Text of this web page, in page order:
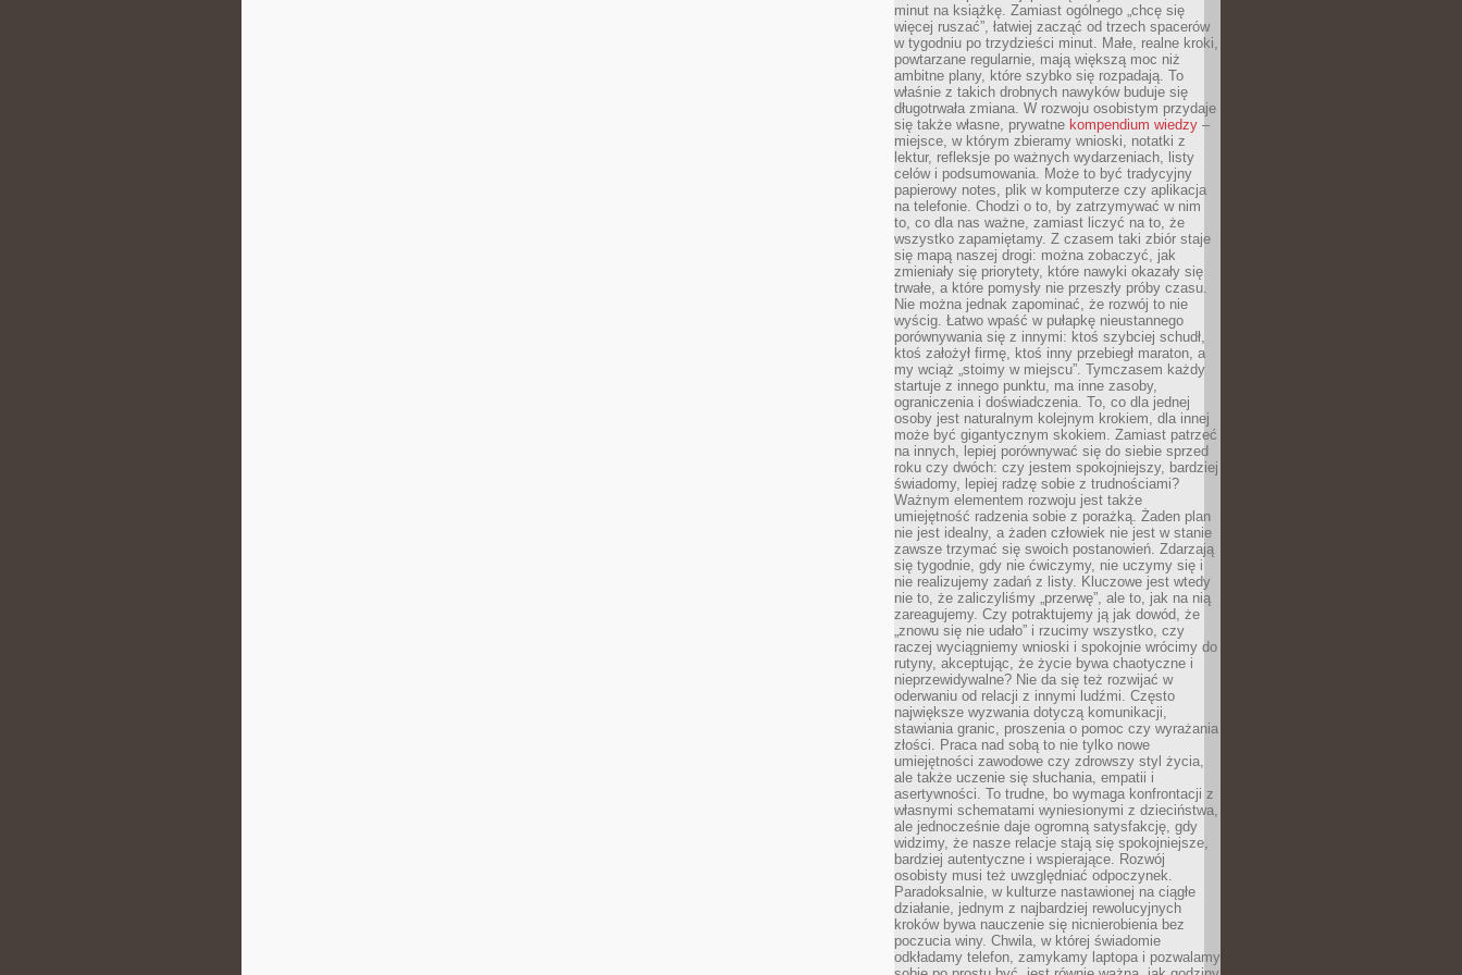
minut na książkę. Zamiast ogólnego „chcę się
więcej ruszać”, łatwiej zacząć od trzech spacerów
w tygodniu po trzydzieści minut. Małe, realne kroki,
powtarzane regularnie, mają większą moc niż
ambitne plany, które szybko się rozpadają. To
właśnie z takich drobnych nawyków buduje się
długotrwała zmiana. W rozwoju osobistym przydaje
się także własne, prywatne kompendium wiedzy –
miejsce, w którym zbieramy wnioski, notatki z
lektur, refleksje po ważnych wydarzeniach, listy
celów i podsumowania. Może to być tradycyjny
papierowy notes, plik w komputerze czy aplikacja
na telefonie. Chodzi o to, by zatrzymywać w nim
to, co dla nas ważne, zamiast liczyć na to, że
wszystko zapamiętamy. Z czasem taki zbiór staje
się mapą naszej drogi: można zobaczyć, jak
zmieniały się priorytety, które nawyki okazały się
trwałe, a które pomysły nie przeszły próby czasu.
Nie można jednak zapominać, że rozwój to nie
wyścig. Łatwo wpaść w pułapkę nieustannego
porównywania się z innymi: ktoś szybciej schudł,
ktoś założył firmę, ktoś inny przebiegł maraton, a
my wciąż „stoimy w miejscu”. Tymczasem każdy
startuje z innego punktu, ma inne zasoby,
ograniczenia i doświadczenia. To, co dla jednej
osoby jest naturalnym kolejnym krokiem, dla innej
może być gigantycznym skokiem. Zamiast patrzeć
na innych, lepiej porównywać się do siebie sprzed
roku czy dwóch: czy jestem spokojniejszy, bardziej
świadomy, lepiej radzę sobie z trudnościami?
Ważnym elementem rozwoju jest także
umiejętność radzenia sobie z porażką. Żaden plan
nie jest idealny, a żaden człowiek nie jest w stanie
zawsze trzymać się swoich postanowień. Zdarzają
się tygodnie, gdy nie ćwiczymy, nie uczymy się i
nie realizujemy zadań z listy. Kluczowe jest wtedy
nie to, że zaliczyliśmy „przerwę”, ale to, jak na nią
zareagujemy. Czy potraktujemy ją jak dowód, że
„znowu się nie udało” i rzucimy wszystko, czy
raczej wyciągniemy wnioski i spokojnie wrócimy do
rutyny, akceptując, że życie bywa chaotyczne i
nieprzewidywalne? Nie da się też rozwijać w
oderwaniu od relacji z innymi ludźmi. Często
największe wyzwania dotyczą komunikacji,
stawiania granic, proszenia o pomoc czy wyrażania
złości. Praca nad sobą to nie tylko nowe
umiejętności zawodowe czy zdrowszy styl życia,
ale także uczenie się słuchania, empatii i
asertywności. To trudne, bo wymaga konfrontacji z
własnymi schematami wyniesionymi z dzieciństwa,
ale jednocześnie daje ogromną satysfakcję, gdy
widzimy, że nasze relacje stają się spokojniejsze,
bardziej autentyczne i wspierające. Rozwój
osobisty musi też uwzględniać odpoczynek.
Paradoksalnie, w kulturze nastawionej na ciągłe
działanie, jednym z najbardziej rewolucyjnych
kroków bywa nauczenie się nicnierobienia bez
poczucia winy. Chwila, w której świadomie
odkładamy telefon, zamykamy laptopa i pozwalamy